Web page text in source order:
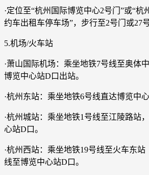
·定位至“杭州国际博览中心2号门”或“杭
约车出租车停车场”，步行至2号门或27
5.机场/火车站
·萧山国际机场：乘坐地铁7号线至奥体
博览中心站D口出站。
·杭州东站：乘坐地铁6号线直达博览中心
·杭州城站：乘坐地铁1号线至江陵路站
心站D口。
·杭州西站：乘坐地铁19号线至火车东
线至博览中心站D口。